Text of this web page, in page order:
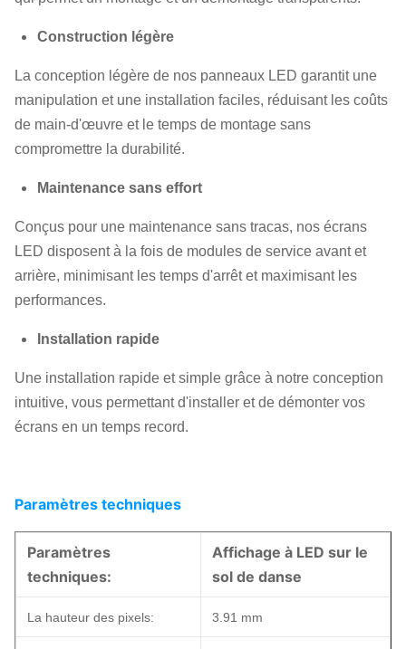
Construction légère
La conception légère de nos panneaux LED garantit une
manipulation et une installation faciles, réduisant les coûts
de main-d'œuvre et le temps de montage sans
compromettre la durabilité.
Maintenance sans effort
Conçus pour une maintenance sans tracas, nos écrans
LED disposent à la fois de modules de service avant et
arrière, minimisant les temps d'arrêt et maximisant les
performances.
Installation rapide
Une installation rapide et simple grâce à notre conception
intuitive, vous permettant d'installer et de démonter vos
écrans en un temps record.
Paramètres techniques
Paramètres
techniques:
Affichage à LED sur le
sol de danse
La hauteur des pixels: 3.91 mm